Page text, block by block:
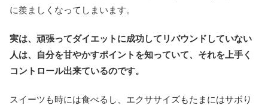
に羨ましくなってしまいます。
実は、頑張ってダイエットに成功してリバウンドしていない
人は、自分を甘やかすポイントを知っていて、それを上手く
コントロール出来ているのです。
スイーツも時には食べるし、エクササイズもたまにはサボり